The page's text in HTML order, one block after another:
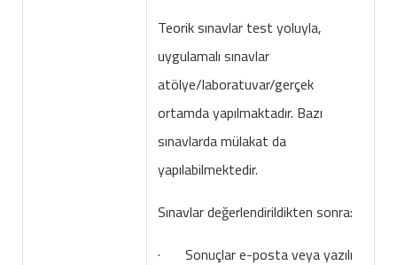
Teorik sınavlar test yoluyla,
uygulamalı sınavlar
atölye/laboratuvar/gerçek
ortamda yapılmaktadır. Bazı
sınavlarda mülakat da
yapılabilmektedir.
Sınavlar değerlendirildikten sonra:
· Sonuçlar e-posta veya yazılı